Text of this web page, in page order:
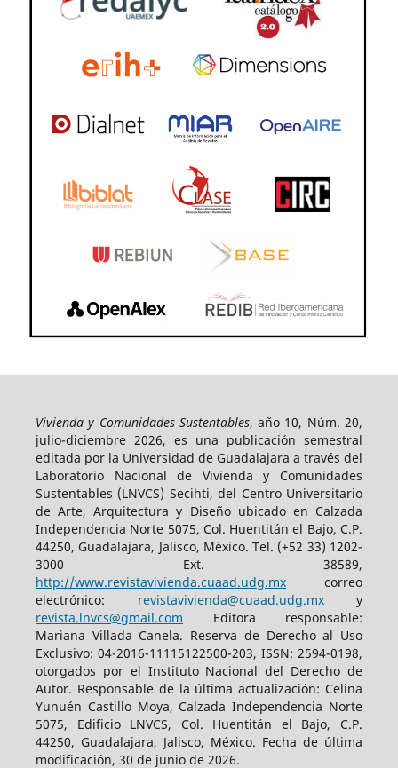
Vivienda y Comunidades Sustentables, año 10, Núm. 20,
julio-diciembre 2026, es una publicación semestral
editada por la Universidad de Guadalajara a través del
Laboratorio Nacional de Vivienda y Comunidades
Sustentables (LNVCS) Secihti, del Centro Universitario
de Arte, Arquitectura y Diseño ubicado en Calzada
Independencia Norte 5075, Col. Huentitán el Bajo, C.P.
44250, Guadalajara, Jalisco, México. Tel. (+52 33) 1202-
3000 Ext. 38589,
http://www.revistavivienda.cuaad.udg.mxcorreo
electrónico: revistavivienda@cuaad.udg.mxy
revista.lnvcs@gmail.com Editora responsable:
Mariana Villada Canela. Reserva de Derecho al Uso
Exclusivo: 04-2016-11115122500-203, ISSN: 2594-0198,
otorgados por el Instituto Nacional del Derecho de
Autor. Responsable de la última actualización: Celina
Yunuén Castillo Moya, Calzada Independencia Norte
5075, Edificio LNVCS, Col. Huentitán el Bajo, C.P.
44250, Guadalajara, Jalisco, México. Fecha de última
modificación, 30 de junio de 2026.